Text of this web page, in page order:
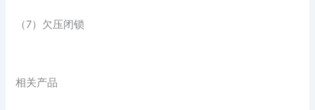
（7）欠压闭锁
相关产品